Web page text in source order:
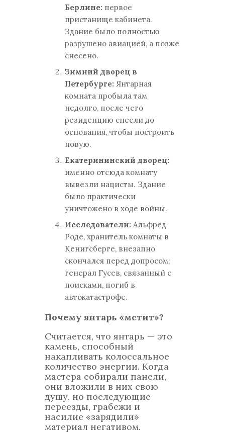
Берлине: первое
пристанище кабинета.
Здание было полностью
разрушено авиацией, а позже
снесено.
Зимний дворец в
Петербурге: Янтарная
комната пробыла там
недолго, после чего
резиденцию снесли до
основания, чтобы построить
новую.
Екатерининский дворец:
именно отсюда комнату
вывезли нацисты. Здание
было практически
уничтожено в ходе войны.
Исследователи: Альфред
Роде, хранитель комнаты в
Кенигсберге, внезапно
скончался перед допросом;
генерал Гусев, связанный с
поисками, погиб в
автокатастрофе.
Почему янтарь «мстит»?
Считается, что янтарь — это
камень, способный
накапливать колоссальное
количество энергии. Когда
мастера собирали панели,
они вложили в них свою
душу, но последующие
переезды, грабежи и
насилие «зарядили»
материал негативом.